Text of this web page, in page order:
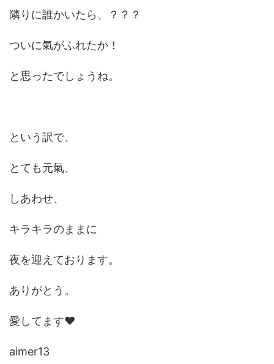
隣りに誰かいたら、？？？
ついに氣がふれたか！
と思ったでしょうね。
という訳で、
とても元氣、
しあわせ、
キラキラのままに
夜を迎えております。
ありがとう。
愛してます❤️
aimer13